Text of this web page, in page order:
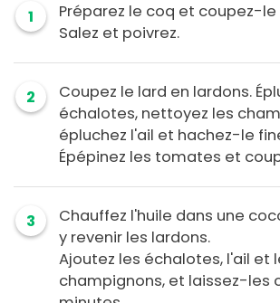
1
Préparez le coq et coupez-
Salez et poivrez.
2
Coupez le lard en lardons.
échalotes, nettoyez les
épluchez l'ail et hachez-le
Épépinez les tomates et
3
Chauffez l'huile dans une
y revenir les lardons.
Ajoutez les échalotes, l'ail et
champignons, et laissez-les